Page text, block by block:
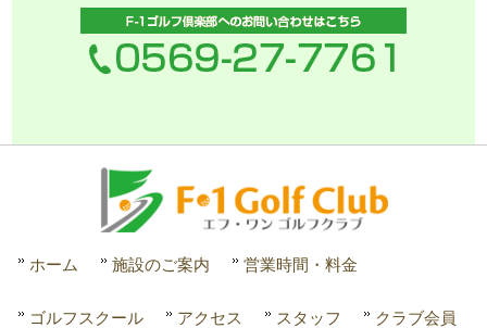
ホーム 施設のご案内 営業時間・料金
ゴルフスクール アクセス スタッフ クラブ会員